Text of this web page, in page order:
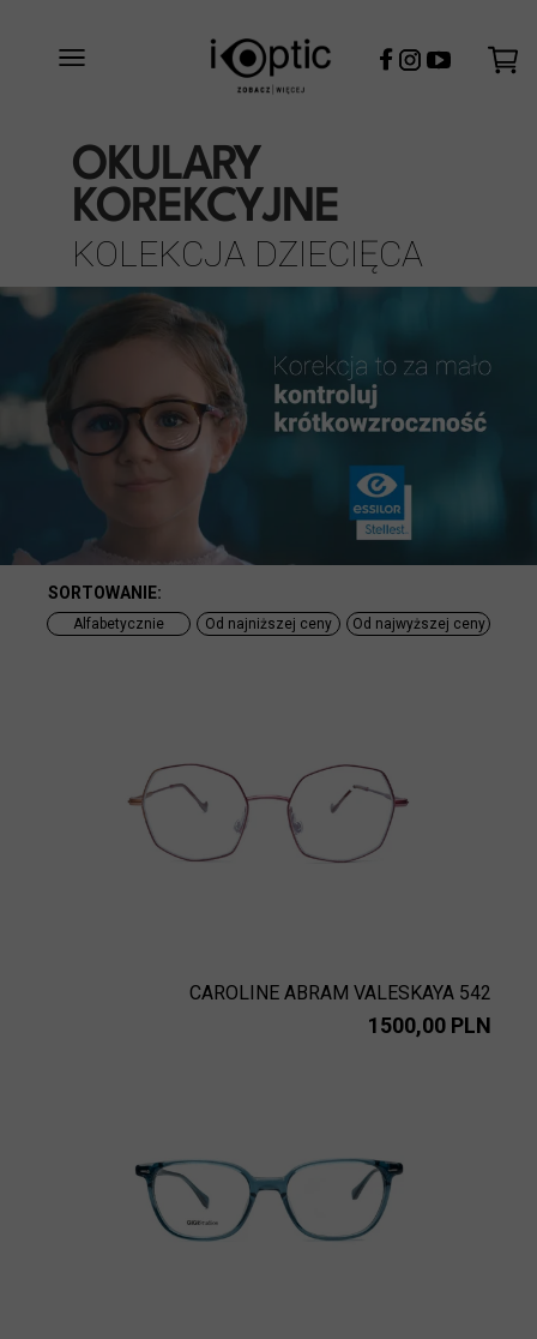
SORTOWANIE:
Od najwyższej ceny
Od najniższej ceny
Alfabetycznie
KOLEKCJA DZIECIĘCA
OKULARY
KOREKCYJNE
CAROLINE ABRAM VALESKAYA 542
1500,00 PLN